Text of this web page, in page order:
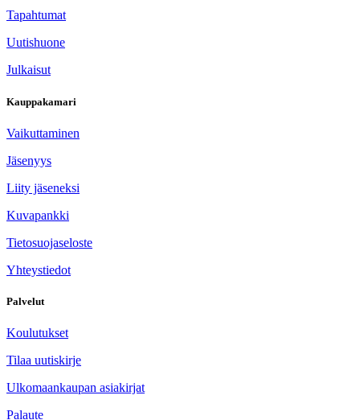
Tapahtumat
Uutishuone
Julkaisut
Kauppakamari
Vaikuttaminen
Jäsenyys
Liity jäseneksi
Kuvapankki
Tietosuojaseloste
Yhteystiedot
Palvelut
Koulutukset
Tilaa uutiskirje
Ulkomaankaupan asiakirjat
Palaute